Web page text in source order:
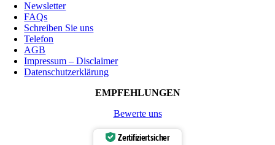
Newsletter
FAQs
Schreiben Sie uns
Telefon
AGB
Impressum – Disclaimer
Datenschutzerklärung
EMPFEHLUNGEN
Bewerte uns
Zertifiziert sicher